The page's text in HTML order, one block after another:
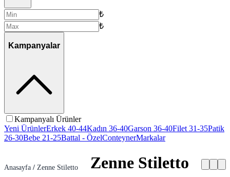
₺
₺
Kampanyalar
Kampanyalı Ürünler
Yeni ÜrünlerErkek 40-44Kadın 36-40Garson 36-40Filet 31-35Patik
26-30Bebe 21-25Battal - ÖzelConteynerMarkalar
Anasayfa / Zenne Stiletto Zenne Stiletto